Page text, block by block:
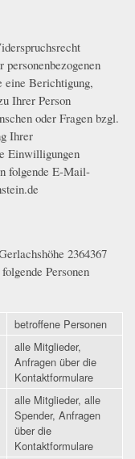
eine Berichtigung,
Ihrer Person
oder Fragen bzgl.
Ihrer
Einwilligungen
folgende E-Mail-
2364367
Personen
betroffene Personen
alle Mitglieder,
Anfragen über die
Kontaktformulare
alle Mitglieder, alle
Spender, Anfragen
über die
Kontaktformulare